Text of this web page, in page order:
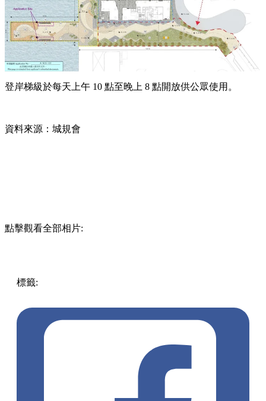
登岸梯級於每天上午 10 點至晚上 8 點開放供公眾使用。
資料來源：城規會
點擊觀看全部相片:
標籤: